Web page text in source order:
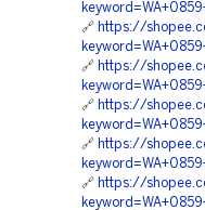
🔗 https://
🔗 https://
🔗 https://
🔗 https://
🔗 https://